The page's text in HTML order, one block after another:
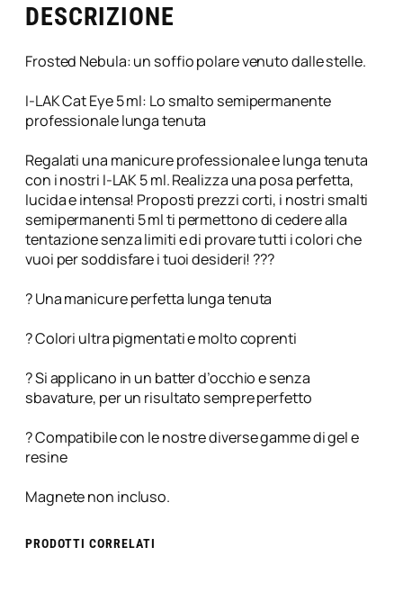
n
e
n
t
e
c
a
t
e
y
e
–
P
e
g
g
y
s
a
g
e
/
F
r
o
s
e
DESCRIZIONE
Frosted Nebula: un soffio polare venuto dalle stelle.
I-LAK Cat Eye 5 ml: Lo smalto semipermanente
professionale lunga tenuta
Regalati una manicure professionale e lunga tenuta
con i nostri I-LAK 5 ml. Realizza una posa perfetta,
lucida e intensa! Proposti prezzi corti, i nostri smalti
semipermanenti 5 ml ti permettono di cedere alla
tentazione senza limiti e di provare tutti i colori che
vuoi per soddisfare i tuoi desideri! ???
? Una manicure perfetta lunga tenuta
? Colori ultra pigmentati e molto coprenti
? Si applicano in un batter d’occhio e senza
sbavature, per un risultato sempre perfetto
? Compatibile con le nostre diverse gamme di gel e
resine
Magnete non incluso.
PRODOTTI CORRELATI